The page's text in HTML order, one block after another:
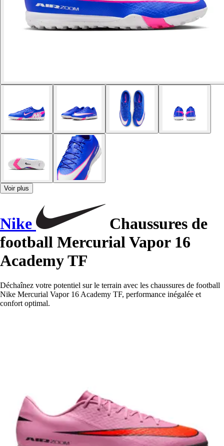
Voir plus
Nike
Chaussures de
football Mercurial Vapor 16
Academy TF
Déchaînez votre potentiel sur le terrain avec les chaussures de football
Nike Mercurial Vapor 16 Academy TF, performance inégalée et
confort optimal.